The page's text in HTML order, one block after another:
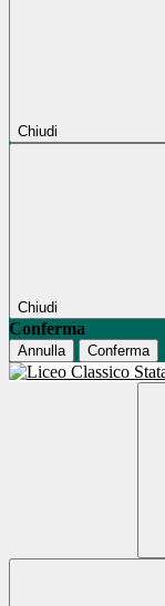
Chiudi
Chiudi
Conferma
Annulla Conferma